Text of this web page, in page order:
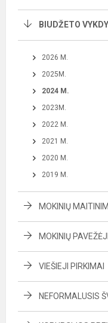
BIUDŽETO
2026 M.
2025M.
2024 M.
2023M.
2022 M.
2021 M.
2020 M.
2019 M.
MOKINIŲ
MOKINIŲ
VIEŠIEJI PIRKIMAI
NEFORMALUSIS